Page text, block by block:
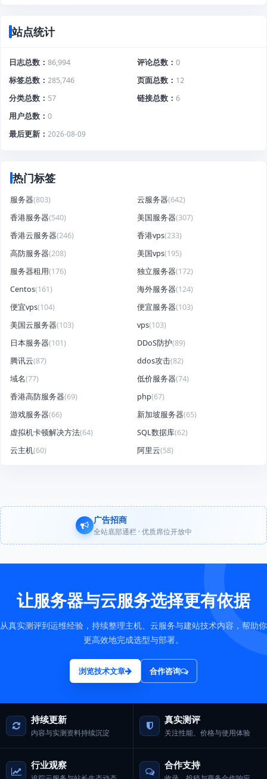
站点统计
日志总数 86,994 评论总数
0
标签总数
285,746 页面总数
12
分类总数
57 链接总数
6
用户总数
0
最后更新
2026-08-09
热门标签
服务器(803) 云服务器(642)
香港服务器(540) 美国服务器(307)
香港云服务器(246) 香港vps(233)
高防服务器(208) 美国vps(195)
服务器租用(176) 独立服务器(172)
Centos(161) 海外服务器(124)
便宜vps(104) 便宜服务器(103)
美国云服务器(103) vps(103)
日本服务器(101) DDoS防护(89)
腾讯云(87) ddos攻击(82)
域名(77) 低价服务器(74)
香港高防服务器(69) php(67)
游戏服务器(66) 新加坡服务器(65)
虚拟机卡顿解决方法(64) SQL数据库(62)
云主机(60) 阿里云(58)
广告招商
全站底部通栏 · 优质席位开放中
让服务器与云服务选择更有依据
从真实测评到运维经验，持续整理主机、云服务与建站技术内容，帮助你
更高效地完成选型与部署。
浏览技术文章 合作咨询
持续更新
内容与实测资料持续沉淀
真实测评
关注性能、价格与使用体验
行业观察 合作支持